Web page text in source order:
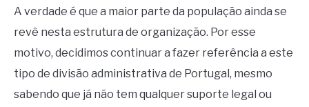
A verdade é que a maior parte da população ainda se
revê nesta estrutura de organização. Por esse
motivo, decidimos continuar a fazer referência a este
tipo de divisão administrativa de Portugal, mesmo
sabendo que já não tem qualquer suporte legal ou